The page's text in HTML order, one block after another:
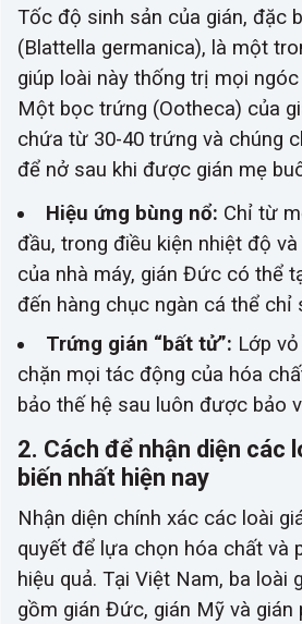
Tốc độ sinh sản của gián, đặc
(Blattella germanica), là một
giúp loài này thống trị mọi
Một bọc trứng (Ootheca) của
chứa từ 30-40 trứng và chúng
để nở sau khi được gián mẹ
Hiệu ứng bùng nổ: Chỉ từ
đầu, trong điều kiện nhiệt độ
của nhà máy, gián Đức có thể
đến hàng chục ngàn cá thể chỉ
Trứng gián “bất tử”: Lớp
chặn mọi tác động của hóa
bảo thế hệ sau luôn được bảo
2. Cách để nhận diện các
biến nhất hiện nay
Nhận diện chính xác các loài
quyết để lựa chọn hóa chất và
hiệu quả. Tại Việt Nam, ba loài
gồm gián Đức, gián Mỹ và